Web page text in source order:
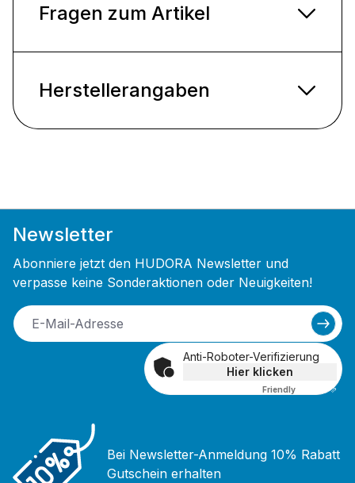
Fragen zum Artikel
Herstellerangaben
Newsletter
Abonniere jetzt den HUDORA Newsletter und
verpasse keine Sonderaktionen oder Neuigkeiten!
Anti-Roboter-Verifizierung
Hier klicken
Friendly Captcha ⇗
Bei Newsletter-Anmeldung 10% Rabatt
Gutschein erhalten